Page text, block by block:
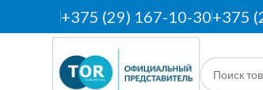
+375 (29) 167-10-30+375